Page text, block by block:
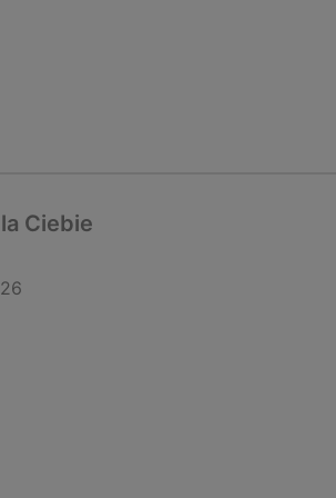
Ciebie